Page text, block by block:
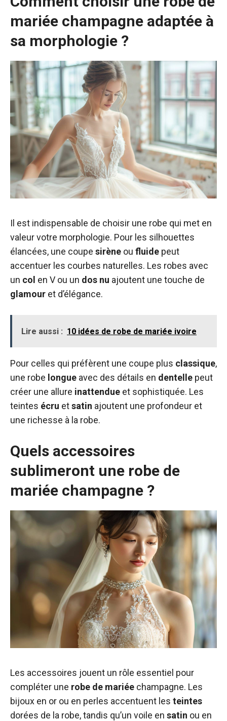
mariée champagne adaptée à
sa morphologie ?
Il est indispensable de choisir une robe qui met en
valeur votre morphologie. Pour les silhouettes
élancées, une coupe sirène ou fluide peut
accentuer les courbes naturelles. Les robes avec
un col en V ou un dos nu ajoutent une touche de
glamour et d’élégance.
Lire aussi : 10 idées de robe de mariée ivoire
Pour celles qui préfèrent une coupe plus classique,
une robe longue avec des détails en dentelle peut
créer une allure inattendue et sophistiquée. Les
teintes écru etsatin ajoutent une profondeur et
une richesse à la robe.
Quels accessoires
sublimeront une robe de
mariée champagne ?
Les accessoires jouent un rôle essentiel pour
compléter une robe de mariée champagne. Les
bijoux en or ou en perles accentuent les teintes
dorées de la robe, tandis qu’un voile en satin ou en